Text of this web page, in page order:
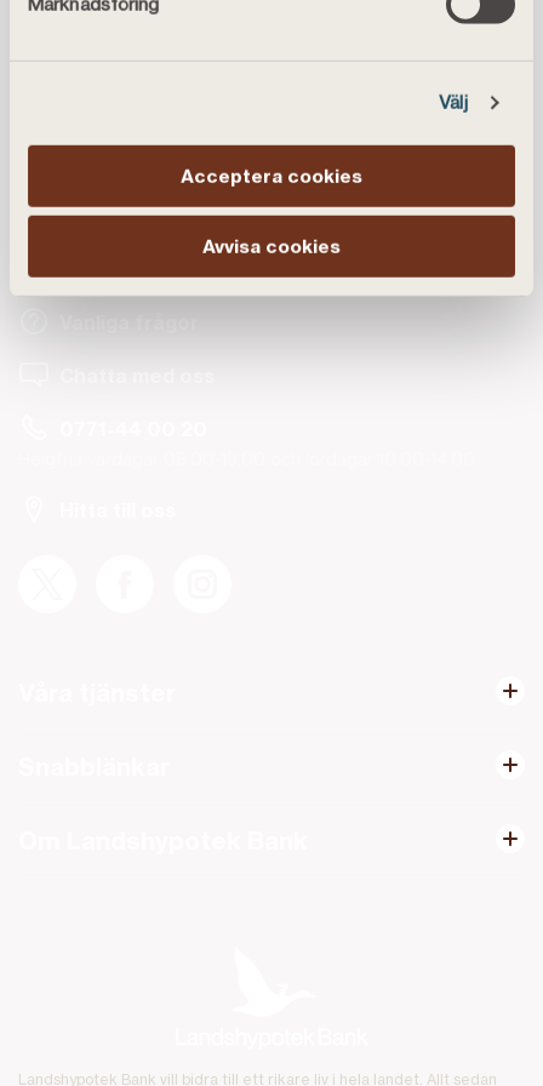
Välj
Acceptera cookies
Avvisa cookies
2026-04-02
Landshypotek Bank vill bidra till ett rikare liv i hela landet. Allt sedan